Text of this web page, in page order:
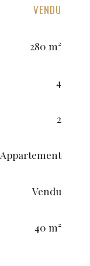
VENDU
280 m²
4
2
Appartement
Vendu
40 m²